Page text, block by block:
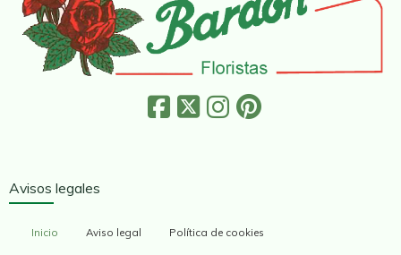
Avisos legales
Inicio Aviso legal Política de cookies